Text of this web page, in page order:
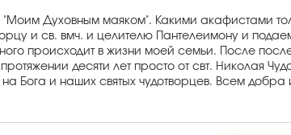
"Моим Духовным маяком". Какими акафистами
и св. вмч. и целителю Пантелеимону и
происходит в жизни моей семьи. После
десяти лет просто от свт. Николая
на Бога и наших святых чудотворцев. Всем добра